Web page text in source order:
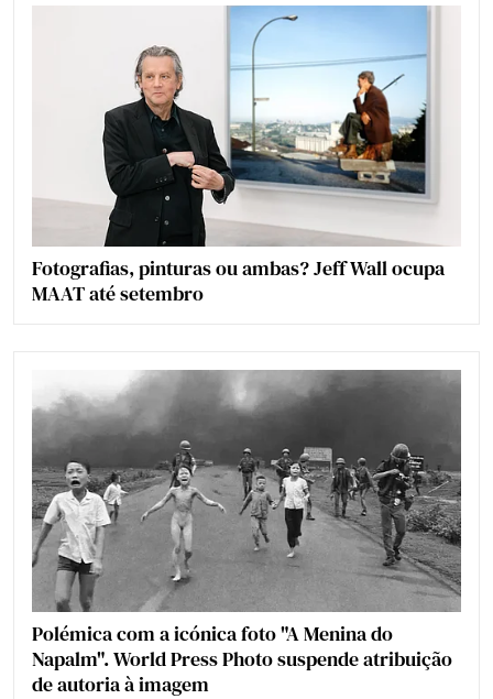
Fotografias, pinturas ou ambas? Jeff Wall ocupa
MAAT até setembro
Polémica com a icónica foto "A Menina do
Napalm". World Press Photo suspende atribuição
de autoria à imagem